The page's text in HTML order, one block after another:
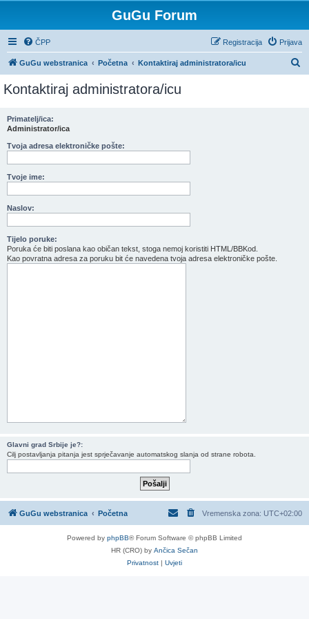
GuGu Forum
ČPP Prijava
Registracija
GuGu webstranica Početna Kontaktiraj administratora/icu
Kontaktiraj administratora/icu
Primatelj/ica:
Administrator/ica
Tvoja adresa elektroničke pošte:
Tvoje ime:
Naslov:
Tijelo poruke:
Poruka će biti poslana kao običan tekst, stoga nemoj koristiti HTML/BBKod.
Kao povratna adresa za poruku bit će navedena tvoja adresa elektroničke pošte.
Glavni grad Srbije je?:
Cilj postavljanja pitanja jest sprječavanje automatskog slanja od strane robota.
GuGu webstranica Početna Vremenska zona: UTC+02:00
Powered by phpBB® Forum Software © phpBB Limited
HR (CRO) by Ančica Sečan
Privatnost | Uvjeti